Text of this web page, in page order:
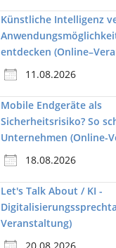
Künstliche Intelligenz
entdecken
11.08.2026
Mobile Endgeräte als
Sicherheitsrisiko? So
Unternehmen (Online-
18.08.2026
Let's Talk About / KI -
Veranstaltung)